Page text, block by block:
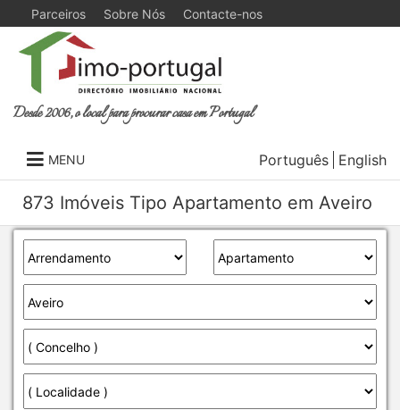
Parceiros Sobre Nós Contacte-nos
Desde 2006, o local para procurar casa em Portugal
MENU Português English
873 Imóveis Tipo Apartamento em Aveiro